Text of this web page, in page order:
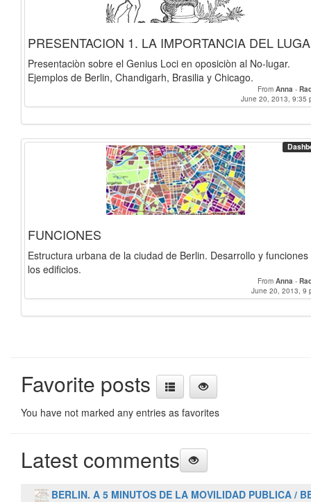
PRESENTACION 1. LA IMPORTANCIA DEL
Presentaciòn sobre el Genius Loci en oposiciòn al No-lugar.
Ejemplos de Berlin, Chandigarh, Brasilia y Chicago.
From Anna -
June 20, 2013, 9:35
FUNCIONES
Estructura urbana de la ciudad de Berlin. Desarrollo y funciones
los edificios.
From Anna -
June 20, 2013, 9
Favorite posts
You have not marked any entries as favorites
Latest comments
BERLIN. A 5 MINUTOS DE LA MOVILIDAD PUBLICA /